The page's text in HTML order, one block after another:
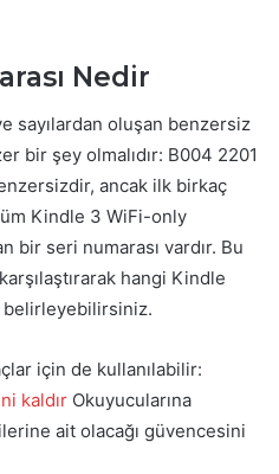
Nedir
sayılardan oluşan benzersiz
bir şey olmalıdır: B004 2201
ancak ilk birkaç
Kindle 3 WiFi-only
bir seri numarası vardır. Bu
hangi Kindle
için de kullanılabilir:
kaldır Okuyucularına
ait olacağı güvencesini